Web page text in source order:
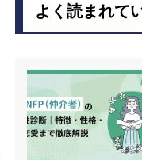
よく読まれて